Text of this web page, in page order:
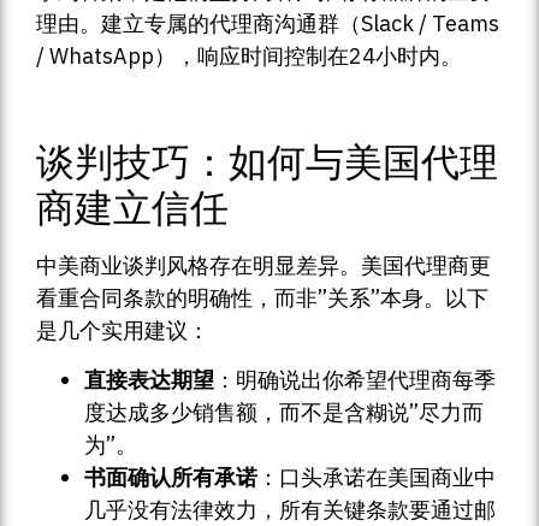
理由。建立专属的代理商沟通群（Slack / Teams
/ WhatsApp），响应时间控制在24小时内。
谈判技巧：如何与美国代理
商建立信任
中美商业谈判风格存在明显差异。美国代理商更
看重合同条款的明确性，而非”关系”本身。以下
是几个实用建议：
直接表达期望 ：明确说出你希望代理商每季
度达成多少销售额，而不是含糊说”尽力而
为”。
书面确认所有承诺：口头承诺在美国商业中
几乎没有法律效力，所有关键条款要通过邮